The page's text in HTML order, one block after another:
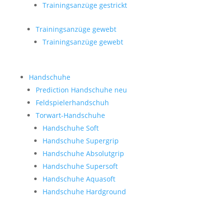
Trainingsanzüge gestrickt
Trainingsanzüge gewebt
Trainingsanzüge gewebt
Handschuhe
Prediction Handschuhe neu
Feldspielerhandschuh
Torwart-Handschuhe
Handschuhe Soft
Handschuhe Supergrip
Handschuhe Absolutgrip
Handschuhe Supersoft
Handschuhe Aquasoft
Handschuhe Hardground